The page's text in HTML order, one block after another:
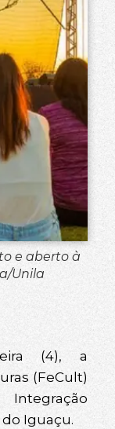
e aberto à
Unila
(4), a
(FeCult)
Iguaçu.